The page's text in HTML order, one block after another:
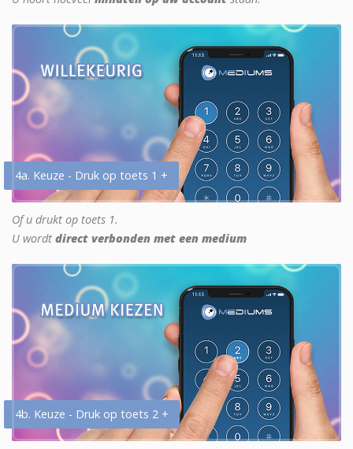
4a. Keuze - Druk op toets 1 +
Of u drukt op toets 1.
U wordt direct verbonden met een medium
4b. Keuze - Druk op toets 2 +